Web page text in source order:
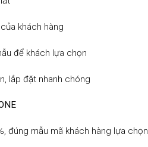
khách hàng
để khách lựa chọn
lắp đặt nhanh chóng
đúng mẫu mã khách hàng lựa chọn